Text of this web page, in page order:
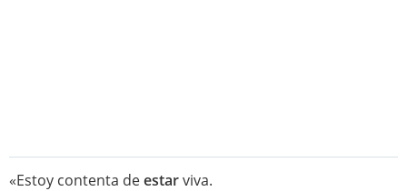
«Estoy contenta deestarviva.